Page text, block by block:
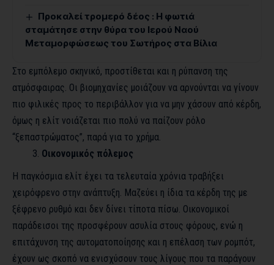
Προκαλεί τρομερό δέος : Η φωτιά
σταμάτησε στην θύρα του Ιερού Ναού
Μεταμορφώσεως του Σωτήρος στα Βίλια
Στο εμπόλεμο σκηνικό, προστίθεται και η ρύπανση της
ατμόσφαιρας. Οι βιομηχανίες μοιάζουν να αρνούνται να γίνουν
πιο φιλικές προς το περιβάλλον για να μην χάσουν από κέρδη,
όμως η ελίτ νοιάζεται πιο πολύ να παίζουν ρόλο
“ξεπαστρώματος”, παρά για το χρήμα.
Οικονομικός πόλεμος
Η παγκόσμια ελίτ έχει τα τελευταία χρόνια τραβήξει
χειρόφρενο στην ανάπτυξη. Μαζεύει η ίδια τα κέρδη της με
ξέφρενο ρυθμό και δεν δίνει τίποτα πίσω. Οικονομικοί
παράδεισοι της προσφέρουν ασυλία στους φόρους, ενώ η
επιτάχυνση της αυτοματοποίησης και η επέλαση των ρομπότ,
έχουν ως σκοπό να ενισχύσουν τους λίγους που τα παράγουν